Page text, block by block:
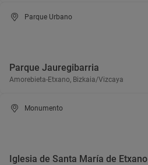
Parque Urbano
Parque Jauregibarria
Amorebieta-Etxano, Bizkaia/Vizcaya
Monumento
Iglesia de Santa María de Etxano